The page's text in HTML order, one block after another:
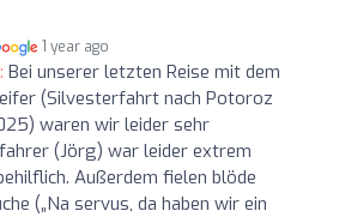
1 year ago
Bei unserer letzten Reise mit dem
(Silvesterfahrt nach Potoroz
waren wir leider sehr
(Jörg) war leider extrem
Außerdem fielen blöde
(„Na servus, da haben wir ein